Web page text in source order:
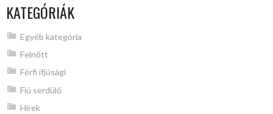
KATEGÓRIÁK
Egyéb kategória
Felnőtt
Férfi ifjúsági
Fiú serdülő
Hírek